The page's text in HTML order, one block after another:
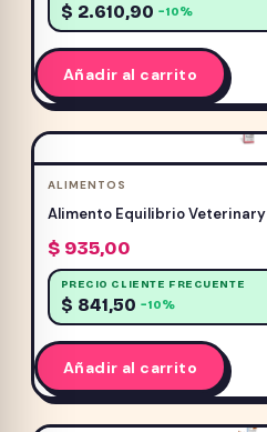
$ 2.610,90 −10%
Añadir al carrito
ALIMENTOS
Alimento Equilibrio
$935,00
PRECIO CLIENTE FRECUENTE
$ 841,50 −10%
Añadir al carrito